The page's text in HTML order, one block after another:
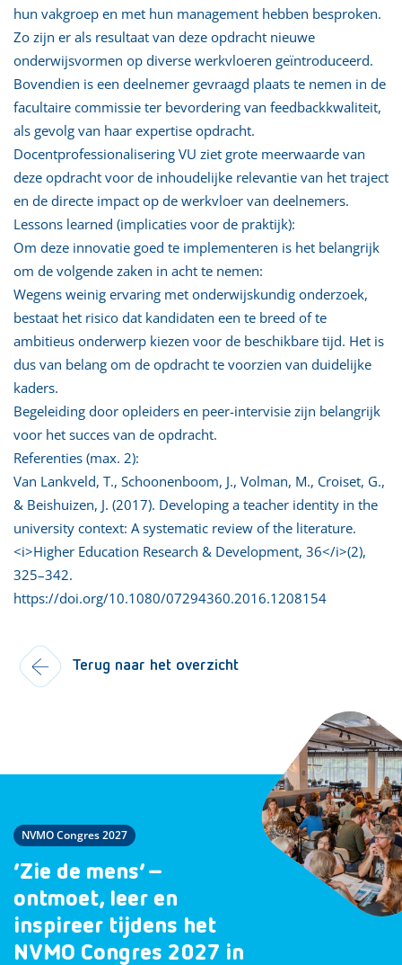
hun vakgroep en met hun management hebben besproken.
Zo zijn er als resultaat van deze opdracht nieuwe
onderwijsvormen op diverse werkvloeren geïntroduceerd.
Bovendien is een deelnemer gevraagd plaats te nemen in de
facultaire commissie ter bevordering van feedbackkwaliteit,
als gevolg van haar expertise opdracht.
Docentprofessionalisering VU ziet grote meerwaarde van
deze opdracht voor de inhoudelijke relevantie van het traject
en de directe impact op de werkvloer van deelnemers.
Lessons learned (implicaties voor de praktijk):
Om deze innovatie goed te implementeren is het belangrijk
om de volgende zaken in acht te nemen:
Wegens weinig ervaring met onderwijskundig onderzoek,
bestaat het risico dat kandidaten een te breed of te
ambitieus onderwerp kiezen voor de beschikbare tijd. Het is
dus van belang om de opdracht te voorzien van duidelijke
kaders.
Begeleiding door opleiders en peer-intervisie zijn belangrijk
voor het succes van de opdracht.
Referenties (max. 2):
Van Lankveld, T., Schoonenboom, J., Volman, M., Croiset, G.,
& Beishuizen, J. (2017). Developing a teacher identity in the
university context: A systematic review of the literature.
<i>Higher Education Research & Development, 36</i>(2),
325–342.
https://doi.org/10.1080/07294360.2016.1208154
Terug naar het overzicht
NVMO Congres 2027
‘Zie de mens’ –
ontmoet, leer en
inspireer tijdens het
NVMO Congres 2027 in